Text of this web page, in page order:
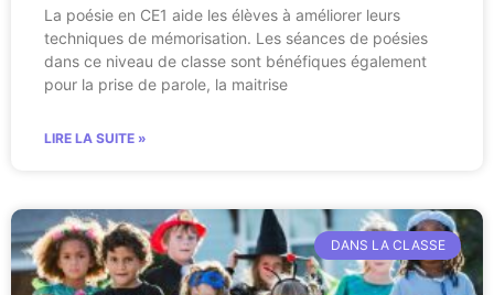
La poésie en CE1 aide les élèves à améliorer leurs
techniques de mémorisation. Les séances de poésies
dans ce niveau de classe sont bénéfiques également
pour la prise de parole, la maitrise
LIRE LA SUITE »
DANS LA CLASSE